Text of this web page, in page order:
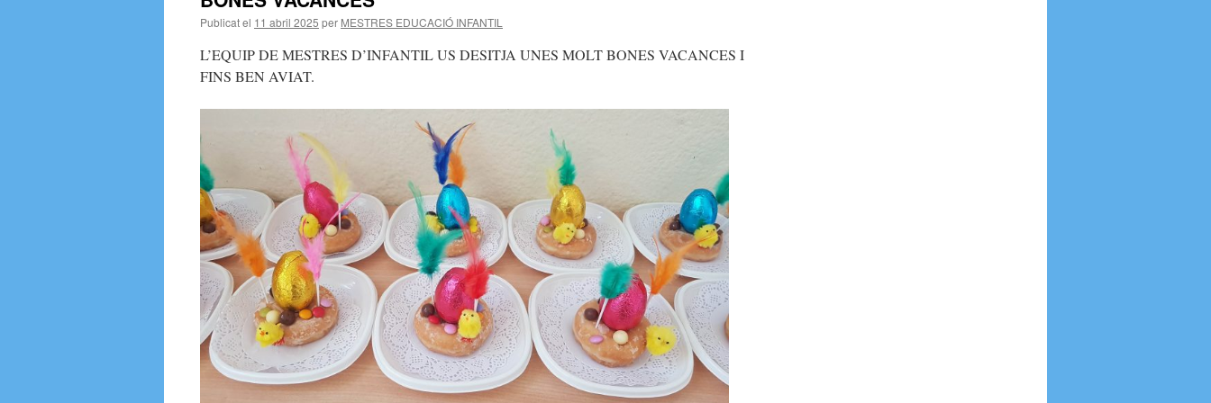
Publicat el 11 abril 2025 per MESTRES EDUCACIÓ INFANTIL
L’EQUIP DE MESTRES D’INFANTIL US DESITJA UNES MOLT BONES VACANCES I
FINS BEN AVIAT.